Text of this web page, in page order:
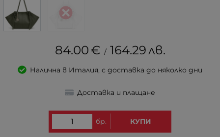
84.00€ / 164.29 лв.
Налична в Италия, с доставка до няколко дни
Доставка и плащане
бр. КУПИ